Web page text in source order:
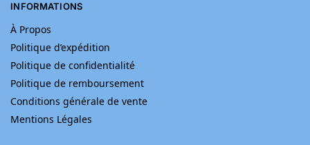
INFORMATIONS
À Propos
Politique d’expédition
Politique de confidentialité
Politique de remboursement
Conditions générale de vente
Mentions Légales